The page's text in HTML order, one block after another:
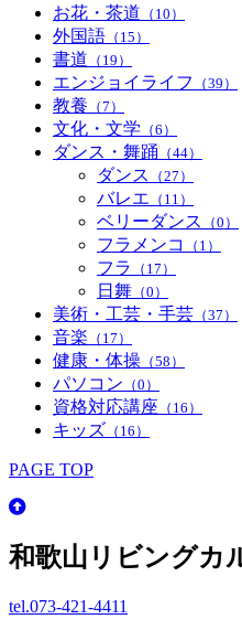
お花・茶道 （10）
外国語 （15）
書道 （19）
エンジョイライフ （39）
教養 （7）
文化・文学 （6）
ダンス・舞踊 （44）
ダンス （27）
バレエ （11）
ベリーダンス （0）
フラメンコ （1）
フラ （17）
日舞 （0）
美術・工芸・手芸 （37）
音楽 （17）
健康・体操 （58）
パソコン （0）
資格対応講座 （16）
キッズ （16）
PAGE TOP
和歌山リビングカ
tel.073-421-4411